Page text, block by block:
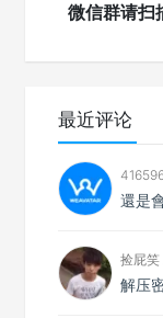
微信群请扫
最近评论
還是
捡屁笑